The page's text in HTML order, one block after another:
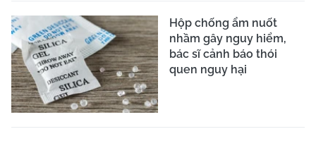
Hộp chống ẩm nuốt
nhầm gây nguy hiểm,
bác sĩ cảnh báo thói
quen nguy hại